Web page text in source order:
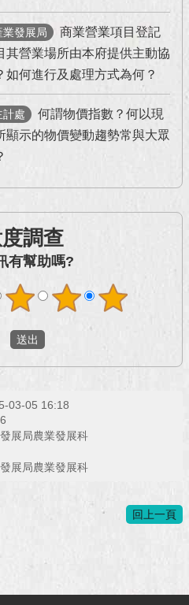
發展局
商業營業項目登記
其營業場所由本府提供主動協
如何進行及處理方式為何？
計處
何謂物價指數？何以現
顯示的物價變動趨勢常與大眾
調查
有幫助嗎?
03-05 16:18
展局農業發展科
展局農業發展科
回上一頁